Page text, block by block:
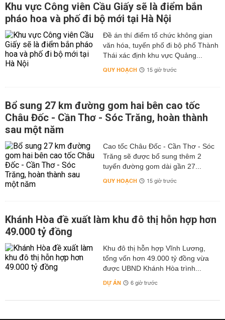
Khu vực Công viên Cầu Giấy sẽ là điểm bắn
pháo hoa và phố đi bộ mới tại Hà Nội
Đề án thí điểm tổ chức không gian
văn hóa, tuyến phố đi bộ phố Thành
Thái xác định khu vực Quảng...
QUY HOẠCH 15 giờ trước
Bổ sung 27 km đường gom hai bên cao tốc
Châu Đốc - Cần Thơ - Sóc Trăng, hoàn thành
sau một năm
Cao tốc Châu Đốc - Cần Thơ - Sóc
Trăng sẽ được bổ sung thêm 2
tuyến đường gom dài gần 27...
QUY HOẠCH 15 giờ trước
Khánh Hòa đề xuất làm khu đô thị hỗn hợp hơn
49.000 tỷ đồng
Khu đô thị hỗn hợp Vĩnh Lương,
tổng vốn hơn 49.000 tỷ đồng vừa
được UBND Khánh Hòa trình...
DỰ ÁN 6 giờ trước